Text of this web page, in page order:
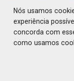
Nós usamos
experiência
concorda com
como usamos